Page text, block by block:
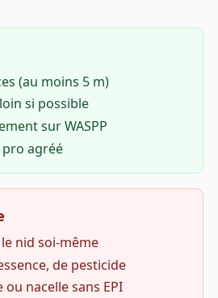
(au moins 5 m)
si possible
sur WASPP
agréé
nid soi-même
de pesticide
nacelle sans EPI